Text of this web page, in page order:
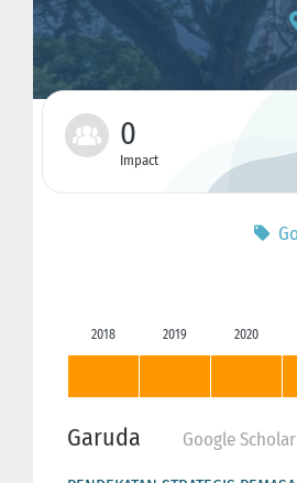
0
Impact
2018 2019 2020
Garuda Google Scholar